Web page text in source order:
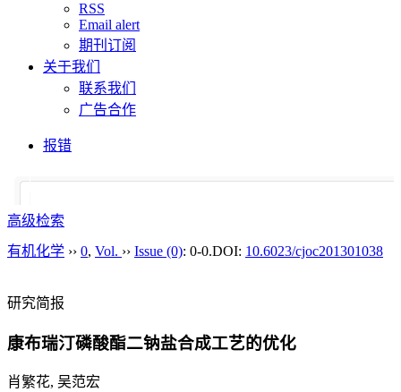
RSS
Email alert
期刊订阅
关于我们
联系我们
广告合作
报错
高级检索
有机化学 ›› 0, Vol. ›› Issue (0): 0-0.DOI: 10.6023/cjoc201301038
研究简报
康布瑞汀磷酸酯二钠盐合成工艺的优化
肖繁花, 吴范宏